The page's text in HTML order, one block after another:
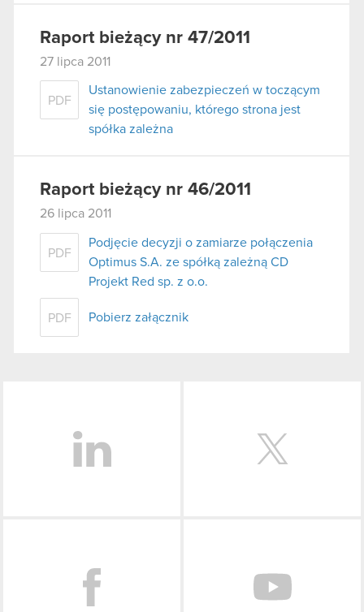
Raport bieżący nr 47/2011
27 lipca 2011
PDF
Ustanowienie zabezpieczeń w toczącym
się postępowaniu, którego strona jest
spółka zależna
Raport bieżący nr 46/2011
26 lipca 2011
PDF
Podjęcie decyzji o zamiarze połączenia
Optimus S.A. ze spółką zależną CD
Projekt Red sp. z o.o.
PDF Pobierz załącznik